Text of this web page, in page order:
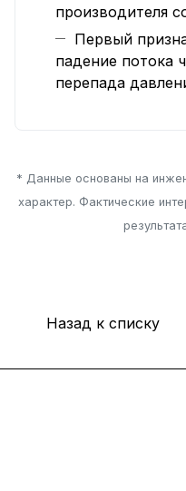
производителя
Первый
падение потока
перепада
* Данные основаны на
характер. Фактические
Назад к списку